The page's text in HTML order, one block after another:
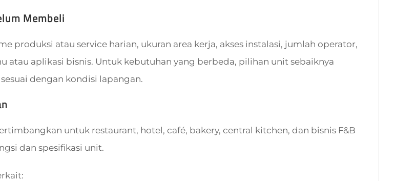
Membeli
produksi atau service harian, ukuran area kerja, akses instalasi, jumlah operator,
atau aplikasi bisnis. Untuk kebutuhan yang berbeda, pilihan unit sebaiknya
dengan kondisi lapangan.
untuk restaurant, hotel, café, bakery, central kitchen, dan bisnis F&B
dan spesifikasi unit.